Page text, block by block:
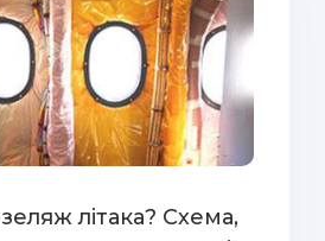
літака? Схема,